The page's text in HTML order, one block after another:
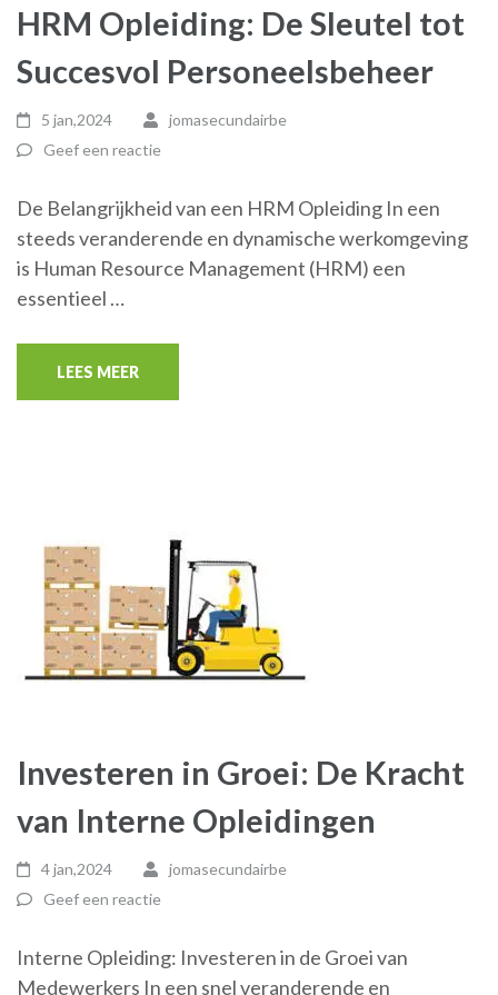
HRM Opleiding: De Sleutel tot
Succesvol Personeelsbeheer
5 jan,2024
jomasecundairbe
Geef een reactie
De Belangrijkheid van een HRM Opleiding In een
steeds veranderende en dynamische werkomgeving
is Human Resource Management (HRM) een
essentieel …
LEES MEER
Investeren in Groei: De Kracht
van Interne Opleidingen
4 jan,2024
jomasecundairbe
Geef een reactie
Interne Opleiding: Investeren in de Groei van
Medewerkers In een snel veranderende en